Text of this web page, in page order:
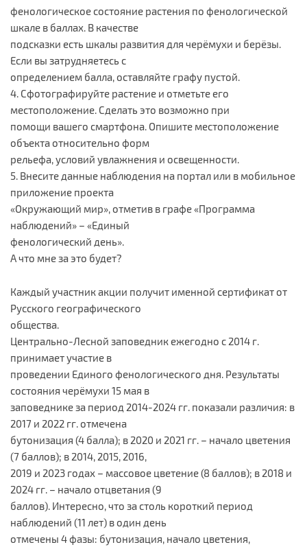
фенологическое состояние растения по фенологической
шкале в баллах. В качестве
подсказки есть шкалы развития для черёмухи и берёзы.
Если вы затрудняетесь с
определением балла, оставляйте графу пустой.
4. Сфотографируйте растение и отметьте его
местоположение. Сделать это возможно при
помощи вашего смартфона. Опишите местоположение
объекта относительно форм
рельефа, условий увлажнения и освещенности.
5. Внесите данные наблюдения на портал или в мобильное
приложение проекта
«Окружающий мир», отметив в графе «Программа
наблюдений» – «Единый
фенологический день».
А что мне за это будет?
Каждый участник акции получит именной сертификат от
Русского географического
общества.
Центрально-Лесной заповедник ежегодно с 2014 г.
принимает участие в
проведении Единого фенологического дня. Результаты
состояния черёмухи 15 мая в
заповеднике за период 2014-2024 гг. показали различия: в
2017 и 2022 гг. отмечена
бутонизация (4 балла); в 2020 и 2021 гг. – начало цветения
(7 баллов); в 2014, 2015, 2016,
2019 и 2023 годах – массовое цветение (8 баллов); в 2018 и
2024 гг. – начало отцветания (9
баллов). Интересно, что за столь короткий период
наблюдений (11 лет) в один день
отмечены 4 фазы: бутонизация, начало цветения,